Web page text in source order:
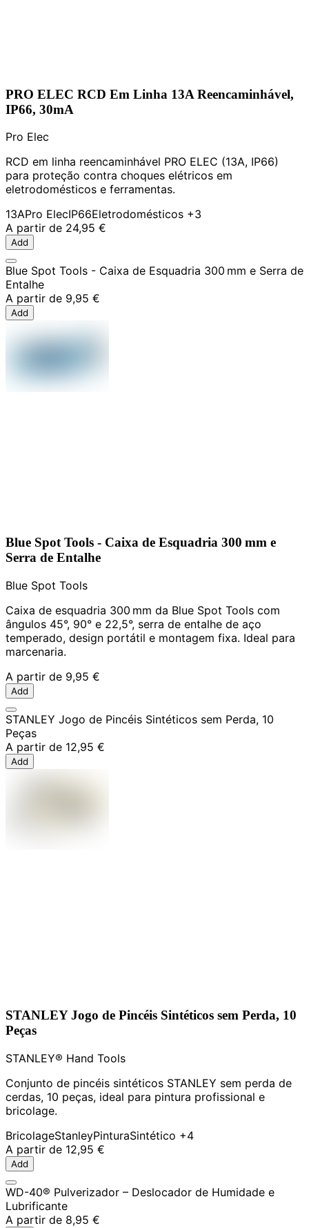
PRO ELEC RCD Em Linha 13A Reencaminhável,
IP66, 30mA
Pro Elec
RCD em linha reencaminhável PRO ELEC (13A, IP66)
para proteção contra choques elétricos em
eletrodomésticos e ferramentas.
13APro ElecIP66Eletrodomésticos +3
A partir de 24,95 €
Add
Blue Spot Tools - Caixa de Esquadria 300 mm e Serra de
Entalhe
A partir de 9,95 €
Add
Blue Spot Tools - Caixa de Esquadria 300 mm e
Serra de Entalhe
Blue Spot Tools
Caixa de esquadria 300 mm da Blue Spot Tools com
ângulos 45°, 90° e 22,5°, serra de entalhe de aço
temperado, design portátil e montagem fixa. Ideal para
marcenaria.
A partir de 9,95 €
Add
STANLEY Jogo de Pincéis Sintéticos sem Perda, 10
Peças
A partir de 12,95 €
Add
STANLEY Jogo de Pincéis Sintéticos sem Perda, 10
Peças
STANLEY® Hand Tools
Conjunto de pincéis sintéticos STANLEY sem perda de
cerdas, 10 peças, ideal para pintura profissional e
bricolage.
BricolageStanleyPinturaSintético +4
A partir de 12,95 €
Add
WD-40® Pulverizador – Deslocador de Humidade e
Lubrificante
A partir de 8,95 €